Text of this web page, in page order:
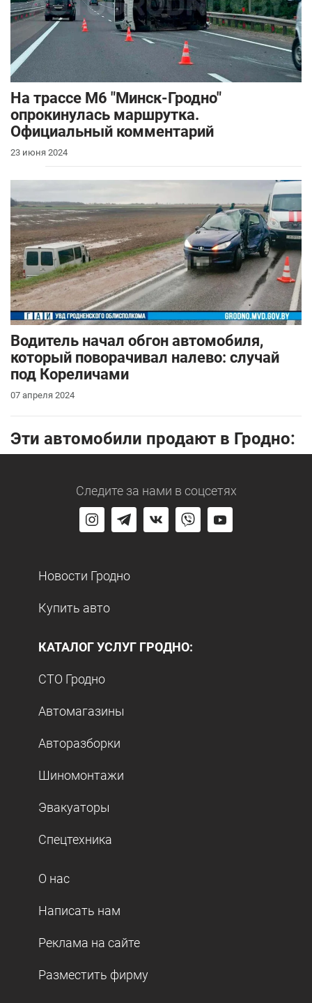
На трассе М6 "Минск-Гродно"
опрокинулась маршрутка.
Официальный комментарий
23 июня 2024
Водитель начал обгон автомобиля,
который поворачивал налево: случай
под Кореличами
07 апреля 2024
Эти автомобили продают в Гродно:
Следите за нами в соцсетях
Новости Гродно
Купить авто
КАТАЛОГ УСЛУГ ГРОДНО:
СТО Гродно
Автомагазины
Авторазборки
Шиномонтажи
Эвакуаторы
Спецтехника
О нас
Написать нам
Реклама на сайте
Разместить фирму